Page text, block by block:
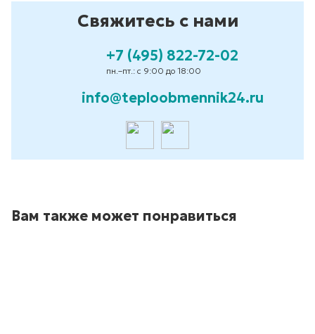
Свяжитесь с нами
+7 (495) 822-72-02
пн.–пт.: с 9:00 до 18:00
info@teploobmennik24.ru
Вам также может понравиться